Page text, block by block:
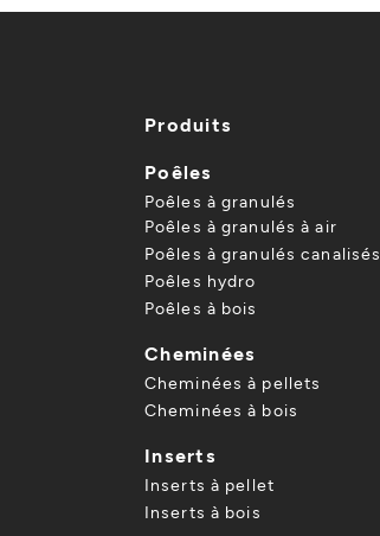
Produits
Poêles
Poêles à granulés
Poêles à granulés à air
Poêles à granulés canalisés
Poêles hydro
Poêles à bois
Cheminées
Cheminées à pellets
Cheminées à bois
Inserts
Inserts à pellet
Inserts à bois